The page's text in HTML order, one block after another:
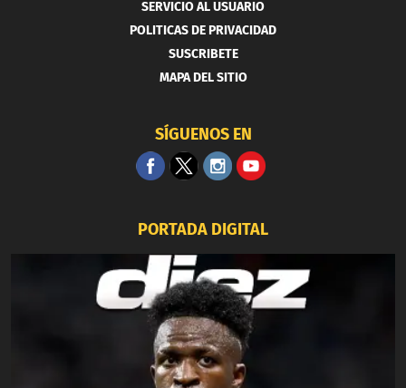
SERVICIO AL USUARIO
POLITICAS DE PRIVACIDAD
SUSCRIBETE
MAPA DEL SITIO
SÍGUENOS EN
PORTADA DIGITAL